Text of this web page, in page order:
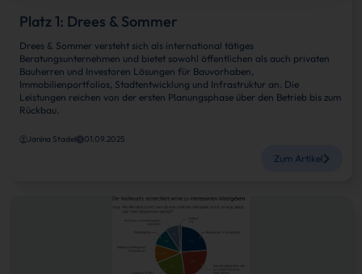
Platz 1: Drees & Sommer
Drees & Sommer versteht sich als international tätiges
Beratungsunternehmen und bietet sowohl öffentlichen als auch privaten
Bauherren und Investoren Lösungen für Bauvorhaben,
Immobilienportfolios, Stadtentwicklung und Infrastruktur an. Die
Leistungen reichen von der ersten Planungsphase über den Betrieb bis zum
Rückbau.
Janina Stadel 01.09.2025
Zum Artikel